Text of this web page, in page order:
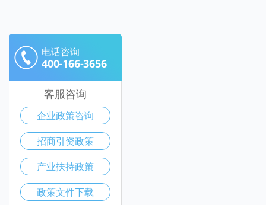
电话咨询
400-166-3656
客服咨询
企业政策咨询
招商引资政策
产业扶持政策
政策文件下载